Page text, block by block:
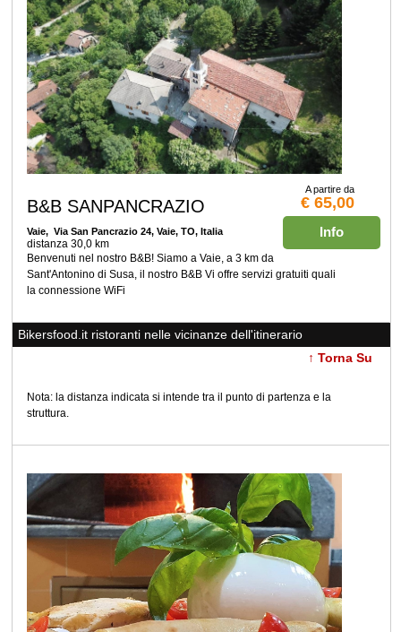
A partire da
€ 65,00
Info
B&B SANPANCRAZIO
Vaie, Via San Pancrazio 24, Vaie, TO, Italia
distanza 30,0 km
Benvenuti nel nostro B&B! Siamo a Vaie, a 3 km da
Sant'Antonino di Susa, il nostro B&B Vi offre servizi gratuiti quali
la connessione WiFi
Bikersfood.it ristoranti nelle vicinanze dell'itinerario
↑ Torna Su
Nota: la distanza indicata si intende tra il punto di partenza e la
struttura.